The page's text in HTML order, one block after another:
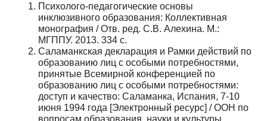
Психолого-педагогические основы
инклюзивного образования: Коллективная
монография / Отв. ред. С.В. Алехина. М.:
МГППУ. 2013. 334 с.
Саламанкская декларация и Рамки действий по
образованию лиц с особыми потребностями,
принятые Всемирной конференцией по
образованию лиц с особыми потребностями:
доступ и качество: Саламанка, Испания, 7-10
июня 1994 года [Электронный ресурс] / ООН по
вопросам образования, науки и культуры,